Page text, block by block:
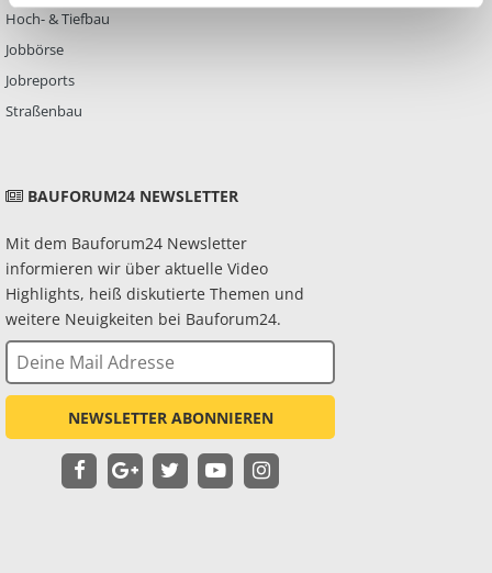
Hoch- & Tiefbau
Jobbörse
Jobreports
Straßenbau
BAUFORUM24 NEWSLETTER
Mit dem Bauforum24 Newsletter
informieren wir über aktuelle Video
Highlights, heiß diskutierte Themen und
weitere Neuigkeiten bei Bauforum24.
NEWSLETTER ABONNIEREN